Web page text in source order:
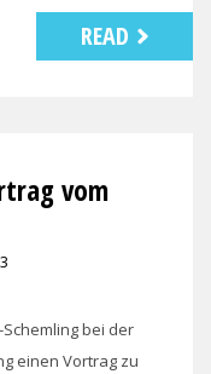
READ
vom
Schemling bei der
einen Vortrag zu